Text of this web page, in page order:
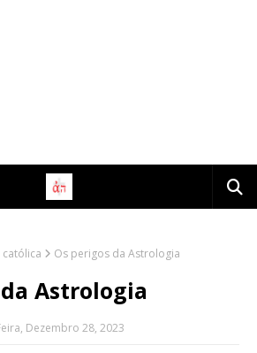
Os perigos da Astrologia
Astrologia
Dezembro 28, 2023